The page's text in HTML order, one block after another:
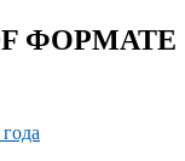
ФОРМАТЕ